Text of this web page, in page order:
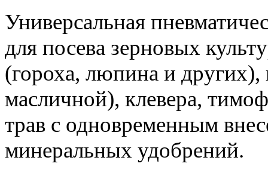
Универсальная
для посева зерновых
(гороха, люпина и других),
масличной), клевера,
трав с одновременным
минеральных удобрений.